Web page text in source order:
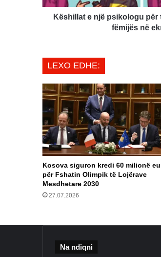
e
fëmijësKëshillat e një psikologu për
fëmijës në
LEXO EDHE:
Kosova siguron kredi 60 milionë
për Fshatin Olimpik të Lojërave
Mesdhetare 2030
27.07.2026
Na ndiqni